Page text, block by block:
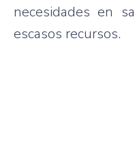
necesidades en
escasos recursos.